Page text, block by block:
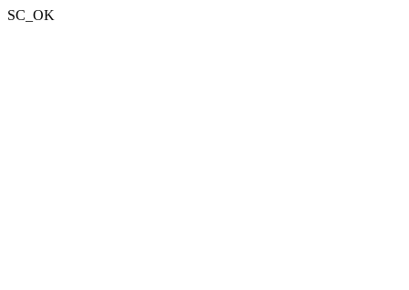
SC_OK